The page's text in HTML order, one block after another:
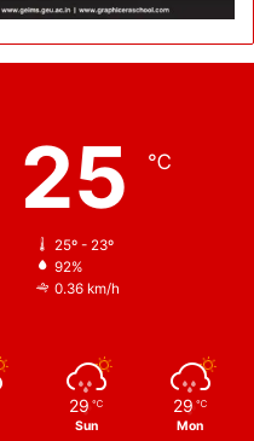
25 ℃
25º - 23º
92%
0.36 km/h
29 ℃
Sun
29 ℃
Mon